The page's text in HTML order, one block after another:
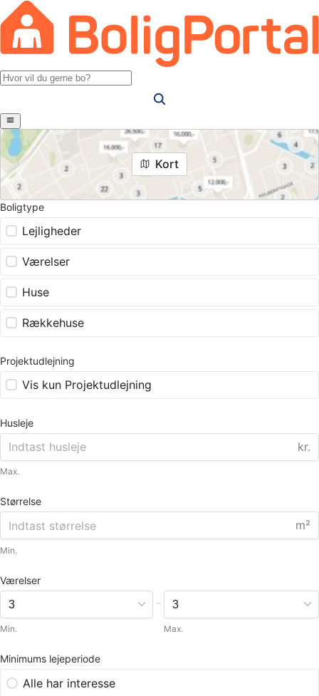
Kort
Boligtype
Lejligheder
Værelser
Huse
Rækkehuse
Projektudlejning
Vis kun Projektudlejning
Husleje
kr.
Max.
Størrelse
m²
Min.
Værelser
Min.
-
Max.
Minimums lejeperiode
Alle har interesse